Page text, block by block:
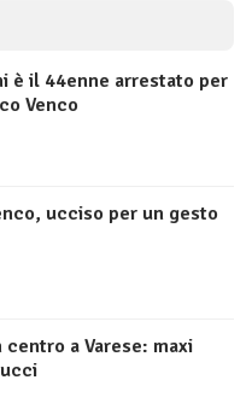
è il 44enne arrestato per
Venco
ucciso per un gesto
a Varese: maxi